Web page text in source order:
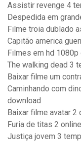
Assistir revenge 4
Despedida em
Filme troia dublado
Capitão america
Filmes em hd
The walking dead 3
Baixar filme um
Caminhando com
download
Baixar filme avatar
Furia de titas 2
Justiça jovem 3